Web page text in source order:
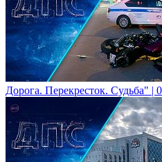
Дорога. Перекресток. Судьба"